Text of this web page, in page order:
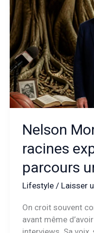
engagée
qui
bouscule
les
codes
Nelson
racines
parcours
Lifestyle/ Laisser
On croit souvent
avant même